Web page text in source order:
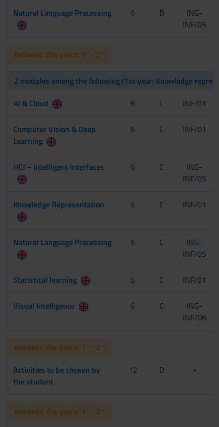
Natural Language Processing 6 B
ING-
INF/05
Between the years: 1°- 2°
2 modules among the following (1st year: Knowledge
AI & Cloud
6 C INF/01
Computer Vision & Deep
Learning
6 C INF/01
HCI – Intelligent Interfaces 6 C
ING-
INF/05
Knowledge Representation 6 C INF/01
Natural Language Processing 6 C
ING-
INF/05
Statistical learning 6 C INF/01
Visual Intelligence 6 C
ING-
INF/06
Between the years: 1°- 2°
Activities to be chosen by
the student
12 D -
Between the years: 1°- 2°